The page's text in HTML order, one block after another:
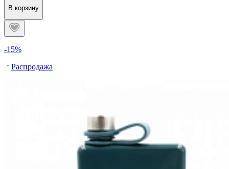
В корзину
-15%
Распродажа